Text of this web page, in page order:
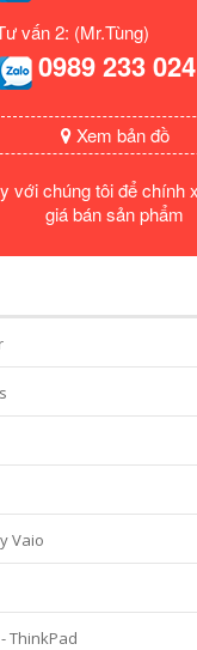
vấn 2: (Mr.Tùng)
0989 233 024
Xem bản đồ
với chúng tôi để chính
giá bán sản phẩm
Vaio
ThinkPad